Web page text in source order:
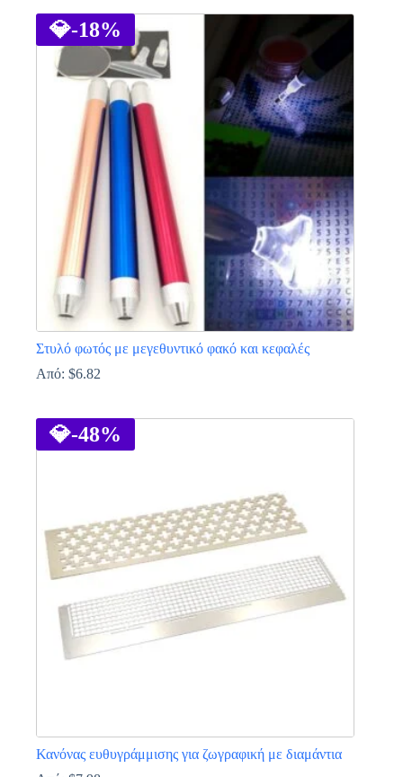
💎-18%
Στυλό φωτός με μεγεθυντικό φακό και κεφαλές
Από: $6.82
το
προϊόν
έχει
μπορούν
να
επιλεγούν
στη
προϊόντος
💎-48%
Κανόνας ευθυγράμμισης για ζωγραφική με διαμάντια